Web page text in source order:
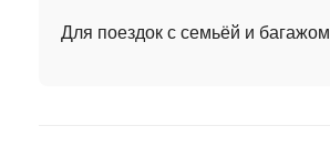
Для поездок с семьёй и багажом